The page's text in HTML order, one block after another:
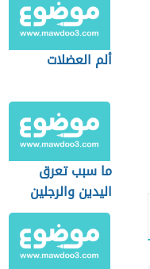
ألم العضلات
ما سبب تعرق
اليدين والرجلين